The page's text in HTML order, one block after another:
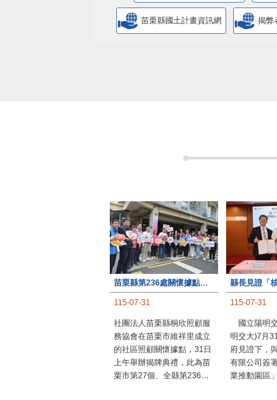
苗栗縣國土計畫資訊網 揭弊
苗栗縣第236處關懷據點在苗栗市維祥里揭牌
115-07-31
社團法人苗栗縣桐欣照顧服
務協會在苗栗市維祥里成立
的社區照顧關懷據點，31日
上午舉辦揭牌典禮，此為苗
栗市第27個、全縣第236處
115-07-31
國立陽明
明交大)7月
府見證下，
有限公司簽
業推動園區